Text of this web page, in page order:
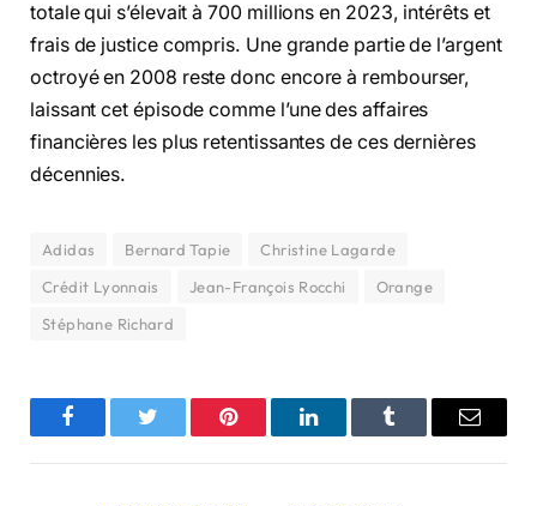
totale qui s’élevait à 700 millions en 2023, intérêts et
frais de justice compris. Une grande partie de l’argent
octroyé en 2008 reste donc encore à rembourser,
laissant cet épisode comme l’une des affaires
financières les plus retentissantes de ces dernières
décennies.
Adidas Bernard Tapie
Christine Lagarde
Crédit Lyonnais
Jean-François Rocchi
Orange
Stéphane Richard
FacebookTwitter Pinterest LinkedInTumblr Email